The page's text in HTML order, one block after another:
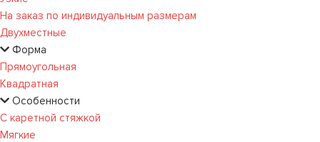
На заказ по индивидуальным размерам
Двухместные
Форма
Прямоугольная
Квадратная
Особенности
С каретной стяжкой
Мягкие